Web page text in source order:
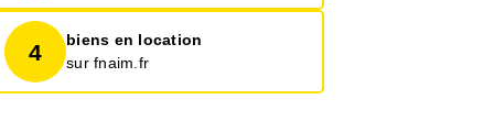
4
biens en location
sur fnaim.fr